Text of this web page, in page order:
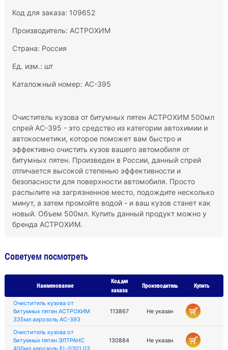
Код для заказа: 109652
Производитель: АСТРОХИМ
Страна: Россия
Ед. изм.: шт
Каталожный номер: AC-395
Очиститель кузова от битумных пятен АСТРОХИМ 500мл
спрей AC-395 - это средство из категории автохимии и
автокосметики, которое поможет вам быстро и
эффективно очистить кузов вашего автомобиля от
битумных пятен. Произведен в России, данный спрей
отличается высокой степенью эффективности и
безопасности для поверхности автомобиля. Просто
распылите на загрязненное место, подождите несколько
минут, а затем промойте водой - и ваш кузов станет как
новый. Объем 500мл. Купить данный продукт можно у
бренда АСТРОХИМ.
Советуем посмотреть
Наименование
Код для
заказа
Производитель Купить
Очиститель кузова от
битумных пятен АСТРОХИМ
335мл аэрозоль AC-393
113867 Не указан
Очиститель кузова от
битумных пятен ЭЛТРАНС
400мл аэрозоль EL-0301.03
130884 Не указан